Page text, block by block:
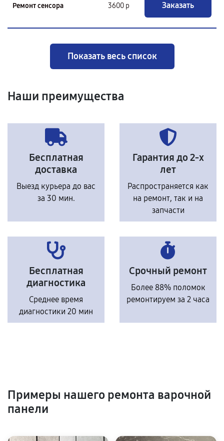
Ремонт сенсора 3600 р Заказать
Показать весь список
Наши преимущества
Бесплатная
доставка
Выезд курьера до вас
за 30 мин.
Гарантия до 2-х
лет
Распространяется как
на ремонт, так и на
запчасти
Бесплатная
диагностика
Среднее время
диагностики 20 мин
Срочный ремонт
Более 88% поломок
ремонтируем за 2 часа
Примеры нашего ремонта варочной
панели